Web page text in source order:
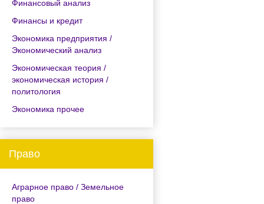
Финансовый анализ
Финансы и кредит
Экономика предприятия /
Экономический анализ
Экономическая теория /
экономическая история /
политология
Экономика прочее
Право
Аграрное право / Земельное
право